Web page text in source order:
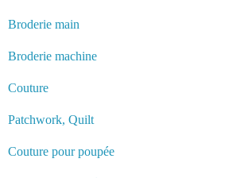
Broderie main
Broderie machine
Couture
Patchwork, Quilt
Couture pour poupée